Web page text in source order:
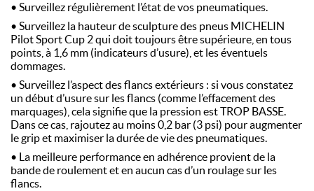
• Surveillez régulièrement l’état de vos pneumatiques.
• Surveillez la hauteur de sculpture des pneus MICHELIN
Pilot Sport Cup 2 qui doit toujours être supérieure, en tous
points, à 1,6 mm (indicateurs d’usure), et les éventuels
dommages.
• Surveillez l’aspect des flancs extérieurs : si vous constatez
un début d’usure sur les flancs (comme l’effacement des
marquages), cela signifie que la pression est TROP BASSE.
Dans ce cas, rajoutez au moins 0,2 bar (3 psi) pour augmenter
le grip et maximiser la durée de vie des pneumatiques.
• La meilleure performance en adhérence provient de la
bande de roulement et en aucun cas d’un roulage sur les
flancs.